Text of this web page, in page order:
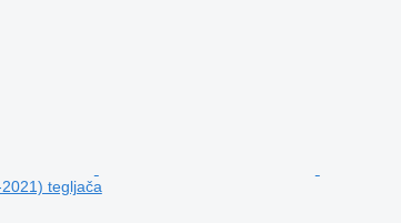
tegljača